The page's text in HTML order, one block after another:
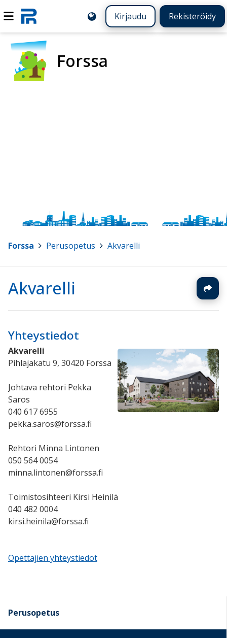
Kirjaudu Rekisteröidy
Forssa
Forssa Perusopetus Akvarelli
Akvarelli
Yhteystiedot
Akvarelli
Pihlajakatu 9, 30420 Forssa
Johtava rehtori Pekka
Saros
040 617 6955
pekka.saros@forssa.fi
Rehtori Minna Lintonen
050 564 0054
minna.lintonen@forssa.fi
Toimistosihteeri Kirsi Heinilä
040 482 0004
kirsi.heinila@forssa.fi
Opettajien yhteystiedot
Perusopetus